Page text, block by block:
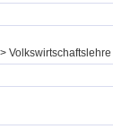
Volkswirtschaftslehre